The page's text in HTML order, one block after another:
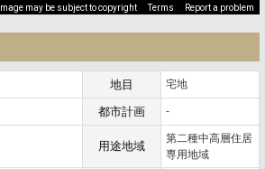
Image may be subject to copyright Terms Report a problem
地目 宅地
都市計画 -
用途地域
第二種中高層住居
専用地域